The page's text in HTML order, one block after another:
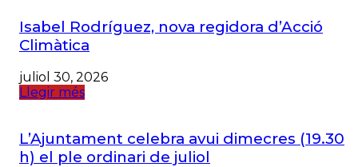
Isabel Rodríguez, nova regidora d’Acció
Climàtica
juliol 30, 2026
Llegir més
L’Ajuntament celebra avui dimecres (19.30
h) el ple ordinari de juliol